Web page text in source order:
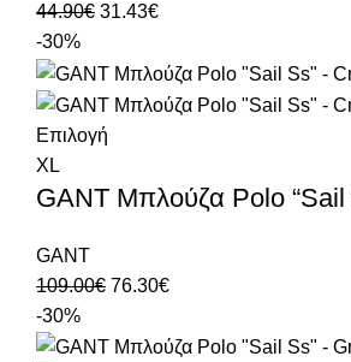
44.90€ 31.43€
-30%
Επιλογή
XL
GANT Μπλούζα Polo “Sail
GANT
109.00€ 76.30€
-30%